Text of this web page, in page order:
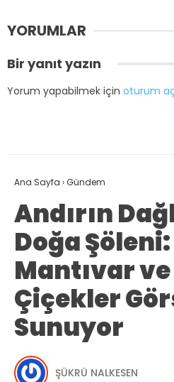
YORUMLAR
Bir yanıt yazın
Yorum yapabilmek için oturum
Ana Sayfa ›Gündem
Andırın
Doğa Şöleni:
Mantıvar
Çiçekler
Sunuyor
ŞÜKRÜ NALKESEN